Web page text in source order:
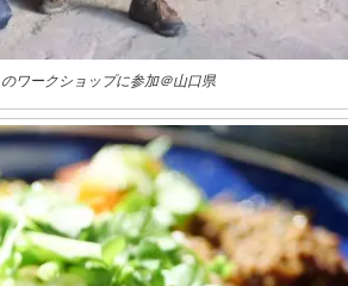
ワークショップに参加＠山口県